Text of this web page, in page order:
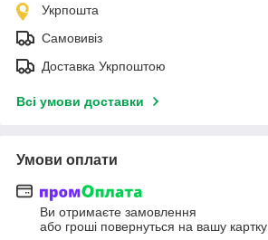
Укрпошта
Самовивіз
Доставка Укрпоштою
Всі умови доставки
Умови оплати
Ви отримаєте замовлення
або гроші повернуться на вашу картку